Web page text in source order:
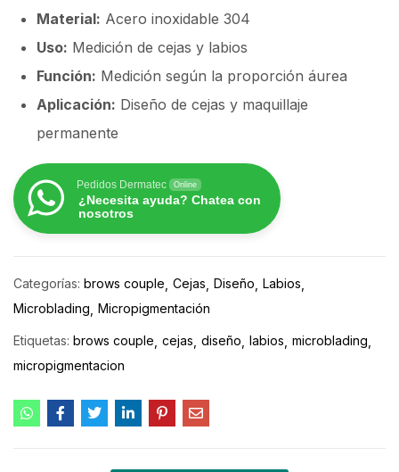
Material: Acero inoxidable 304
Uso: Medición de cejas y labios
Función: Medición según la proporción áurea
Aplicación: Diseño de cejas y maquillaje
permanente
Pedidos Dermatec Online
¿Necesita ayuda? Chatea con
nosotros
Categorías: brows couple Cejas Diseño Labios
Microblading Micropigmentación
Etiquetas: brows couple cejas diseño labios microblading
micropigmentacion